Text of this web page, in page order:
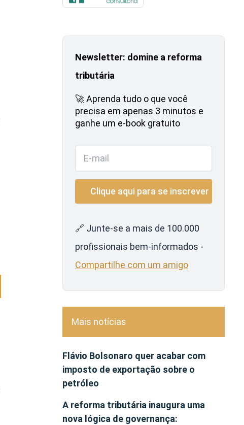
Newsletter: domine a reforma
tributária
🚀 Aprenda tudo o que você
precisa em apenas 3 minutos e
ganhe um e-book gratuito
🔗 Junte-se a mais de 100.000
profissionais bem-informados -
Compartilhe com um amigo
Mais notícias
Flávio Bolsonaro quer acabar com
imposto de exportação sobre o
petróleo
A reforma tributária inaugura uma
nova lógica de governança: